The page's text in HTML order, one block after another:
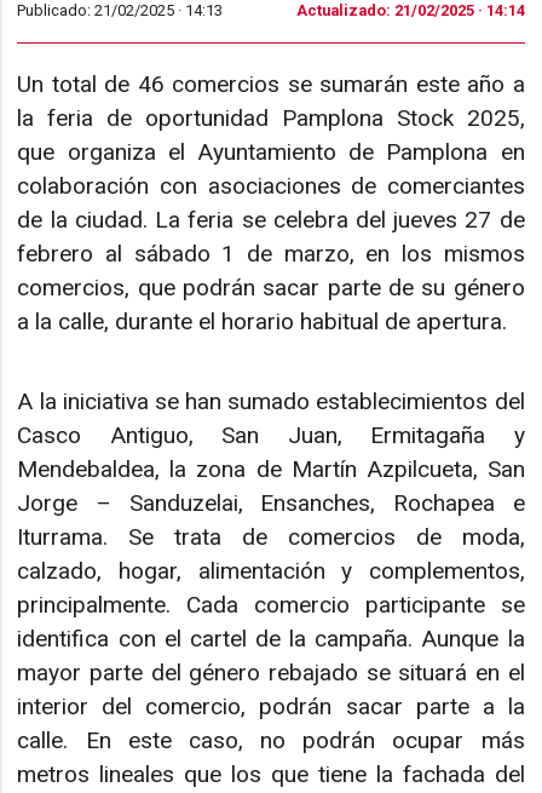
Publicado: 21/02/2025 · 14:13 Actualizado: 21/02/2025 · 14:14
Un total de 46 comercios se sumarán este año a
la feria de oportunidad Pamplona Stock 2025,
que organiza el Ayuntamiento de Pamplona en
colaboración con asociaciones de comerciantes
de la ciudad. La feria se celebra del jueves 27 de
febrero al sábado 1 de marzo, en los mismos
comercios, que podrán sacar parte de su género
a la calle, durante el horario habitual de apertura.
A la iniciativa se han sumado establecimientos del
Casco Antiguo, San Juan, Ermitagaña y
Mendebaldea, la zona de Martín Azpilcueta, San
Jorge – Sanduzelai, Ensanches, Rochapea e
Iturrama. Se trata de comercios de moda,
calzado, hogar, alimentación y complementos,
principalmente. Cada comercio participante se
identifica con el cartel de la campaña. Aunque la
mayor parte del género rebajado se situará en el
interior del comercio, podrán sacar parte a la
calle. En este caso, no podrán ocupar más
metros lineales que los que tiene la fachada del